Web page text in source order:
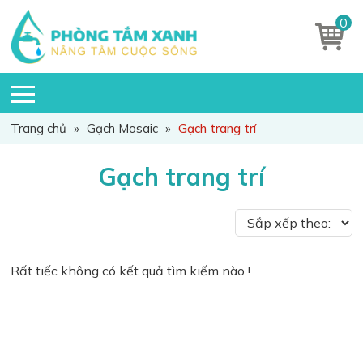
0
Trang chủ » Gạch Mosaic » Gạch trang trí
Gạch trang trí
Rất tiếc không có kết quả tìm kiếm nào !